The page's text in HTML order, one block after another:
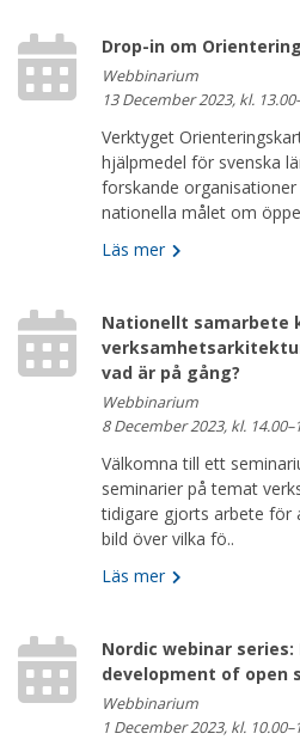
Drop-in om
Webbinarium
13 December 2023, kl.
Verktyget
hjälpmedel för svenska
forskande
nationella målet om
Läs mer
Nationellt samarbete
vad är på gång?
Webbinarium
8 December 2023, kl.
Välkomna till ett
seminarier på temat
tidigare gjorts arbete för
bild över vilka fö..
Läs mer
Nordic webinar
development of open
Webbinarium
1 December 2023, kl.